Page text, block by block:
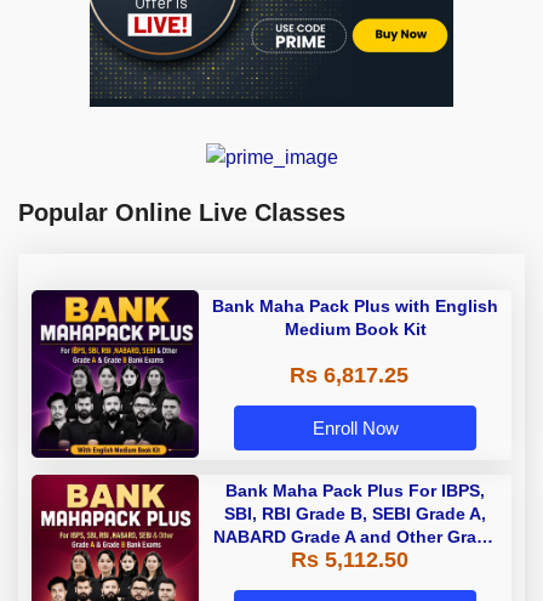
Popular Online Live Classes
Bank Maha Pack Plus with English
Medium Book Kit
Rs 6,817.25
Enroll Now
Bank Maha Pack Plus For IBPS,
SBI, RBI Grade B, SEBI Grade A,
NABARD Grade A and Other Grade
A & Grade B Bank Exams
Rs 5,112.50